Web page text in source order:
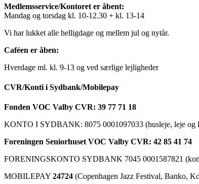
Medlemsservice/Kontoret er åbent:
Mandag og torsdag kl. 10-12.30 + kl. 13-14
Vi har lukket alle helligdage og mellem jul og nytår.
Caféen er åben:
Hverdage ml. kl. 9-13 og ved særlige lejligheder
CVR/Konti i Sydbank/Mobilepay
Fonden VOC Valby CVR: 39 77 71 18
KONTO I SYDBANK: 8075 0001097033 (husleje, leje og
Foreningen Seniorhuset VOC Valby CVR: 42 85 41 74
FORENINGSKONTO SYDBANK 7045 0001587821
MOBILEPAY 24724 (Copenhagen Jazz Festival, Banko,